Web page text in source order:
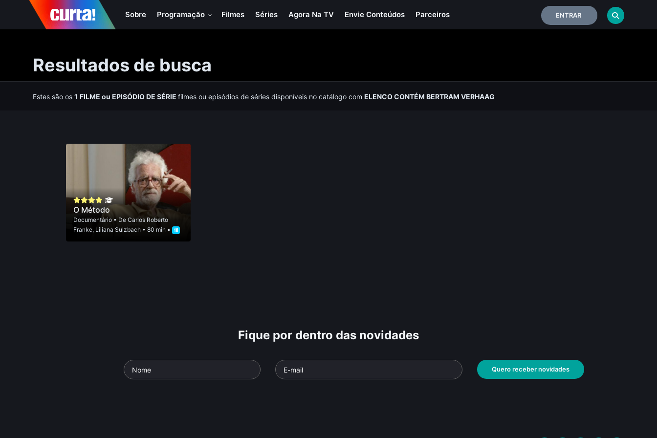
Sobre Programação Filmes Séries Agora Na TV Envie Conteúdos Parceiros ENTRAR
Resultados de busca
Estes são os1 FILMEou EPISÓDIO DE SÉRIEfilmes ou episódios de séries disponíveis no catálogo comELENCO CONTÉM BERTRAM VERHAAG
O Método
Documentário• De Carlos Roberto
Franke, Liliana Sulzbach• 80 min •
Fique por dentro das novidades
Quero receber novidades